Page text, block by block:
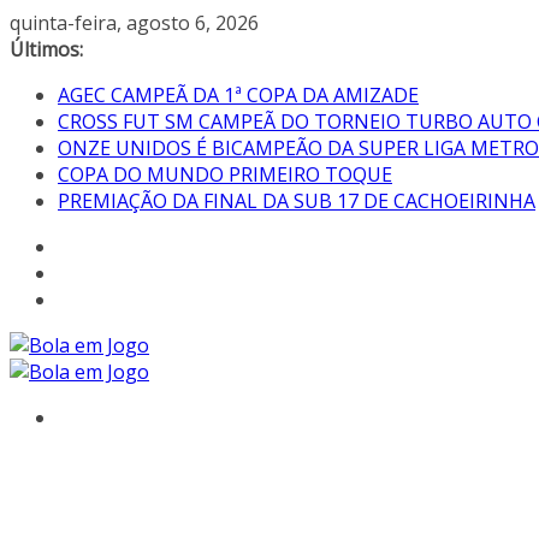
quinta-feira, agosto 6, 2026
Últimos:
AGEC CAMPEÃ DA 1ª COPA DA AMIZADE
CROSS FUT SM CAMPEÃ DO TORNEIO TURBO AUTO
ONZE UNIDOS É BICAMPEÃO DA SUPER LIGA
COPA DO MUNDO PRIMEIRO TOQUE
PREMIAÇÃO DA FINAL DA SUB 17 DE CACHOEIRINHA